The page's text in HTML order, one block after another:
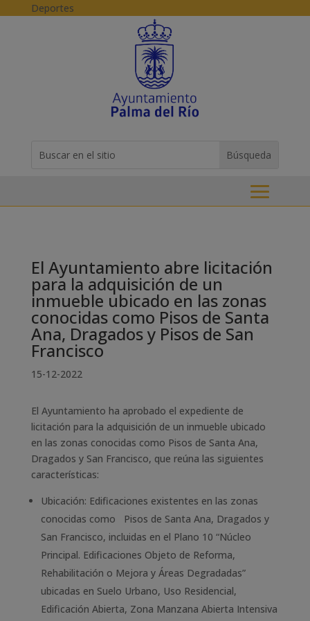
Skip to content
Deportes
for...
El Ayuntamiento abre licitación
para la adquisición de un
inmueble ubicado en las zonas
conocidas como Pisos de Santa
Ana, Dragados y Pisos de San
Francisco
15-12-2022
El Ayuntamiento ha aprobado el expediente de
licitación para la adquisición de un inmueble ubicado
en las zonas conocidas como Pisos de Santa Ana,
Dragados y San Francisco, que reúna las siguientes
características:
Ubicación: Edificaciones existentes en las zonas
conocidas como Pisos de Santa Ana, Dragados y
San Francisco, incluidas en el Plano 10 “Núcleo
Principal. Edificaciones Objeto de Reforma,
Rehabilitación o Mejora y Áreas Degradadas”
ubicadas en Suelo Urbano, Uso Residencial,
Edificación Abierta, Zona Manzana Abierta Intensiva